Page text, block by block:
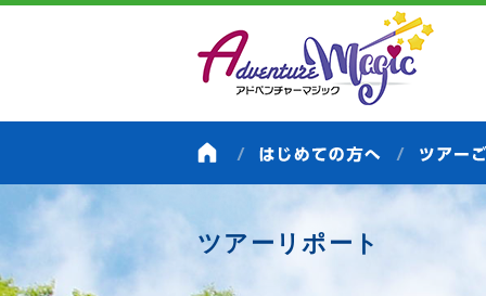
ツアーリポート